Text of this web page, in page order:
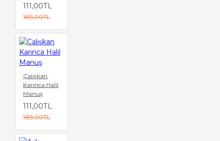
111,00TL
185,00TL
Çalışkan
Karınca Halil
Manuş
111,00TL
185,00TL